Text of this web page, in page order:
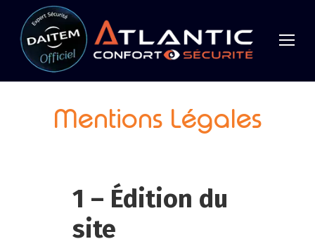
Mentions Légales
1 – Édition du
site